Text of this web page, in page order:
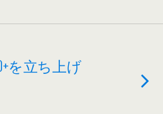
を立ち上げ